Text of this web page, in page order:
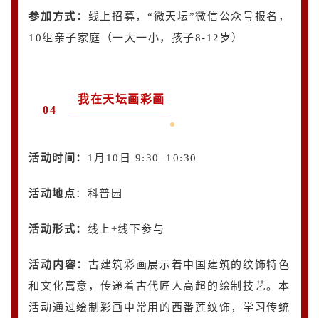
参加方式： 线上招募，“微天坛”微信公众号报名，
10组亲子家庭（一大一小，孩子8-12岁）
04
我在天坛画彩画
活动时间： 1月10日 9:30–10:30
活动地点：科普园
活动形式： 线上+线下参与
活动内容： 古建筑彩画展示着中国建筑的纹饰特色
和文化寓意，传递着古代匠人高超的绘制技艺。本
活动通过绘制彩画中常用的西番莲纹饰，学习传统